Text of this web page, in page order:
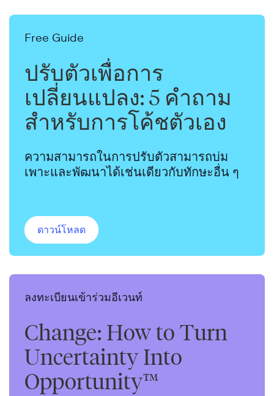
Free Guide
ปรับตัวเพื่อการ
เปลี่ยนแปลง: 5 คำถาม
สำหรับการโค้ชตัวเอง
ความสามารถในการปรับตัวสามารถบ่ม
เพาะและพัฒนาได้เช่นเดียวกับทักษะอื่น ๆ
ดาวน์โหลด
ลงทะเบียนเข้าร่วมอีเวนท์
Change: How to Turn
Uncertainty Into
Opportunity™